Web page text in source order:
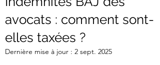
avocats : comment sont-
elles taxées ?
Dernière mise à jour : 2 sept. 2025